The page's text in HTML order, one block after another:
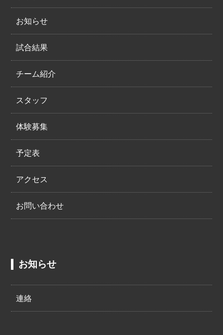
お知らせ
試合結果
チーム紹介
スタッフ
体験募集
予定表
アクセス
お問い合わせ
お知らせ
連絡